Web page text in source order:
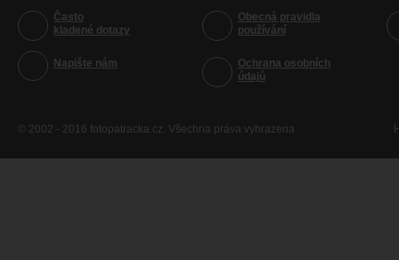
Často
kladené dotazy
Napište nám
Obecná pravidla
používání
Ochrana osobních
údajů
© 2002 - 2016 fotopatracka.cz. Všechna práva vyhrazena